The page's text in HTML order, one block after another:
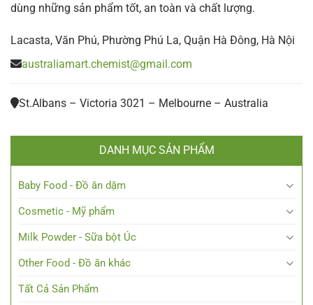
dùng những sản phẩm tốt, an toàn và chất lượng.
Lacasta, Văn Phú, Phường Phú La, Quận Hà Đông, Hà Nội
australiamart.chemist@gmail.com
St.Albans – Victoria 3021 – Melbourne – Australia
DANH MỤC SẢN PHẨM
Baby Food - Đồ ăn dặm
Cosmetic - Mỹ phẩm
Milk Powder - Sữa bột Úc
Other Food - Đồ ăn khác
Tất Cả Sản Phẩm